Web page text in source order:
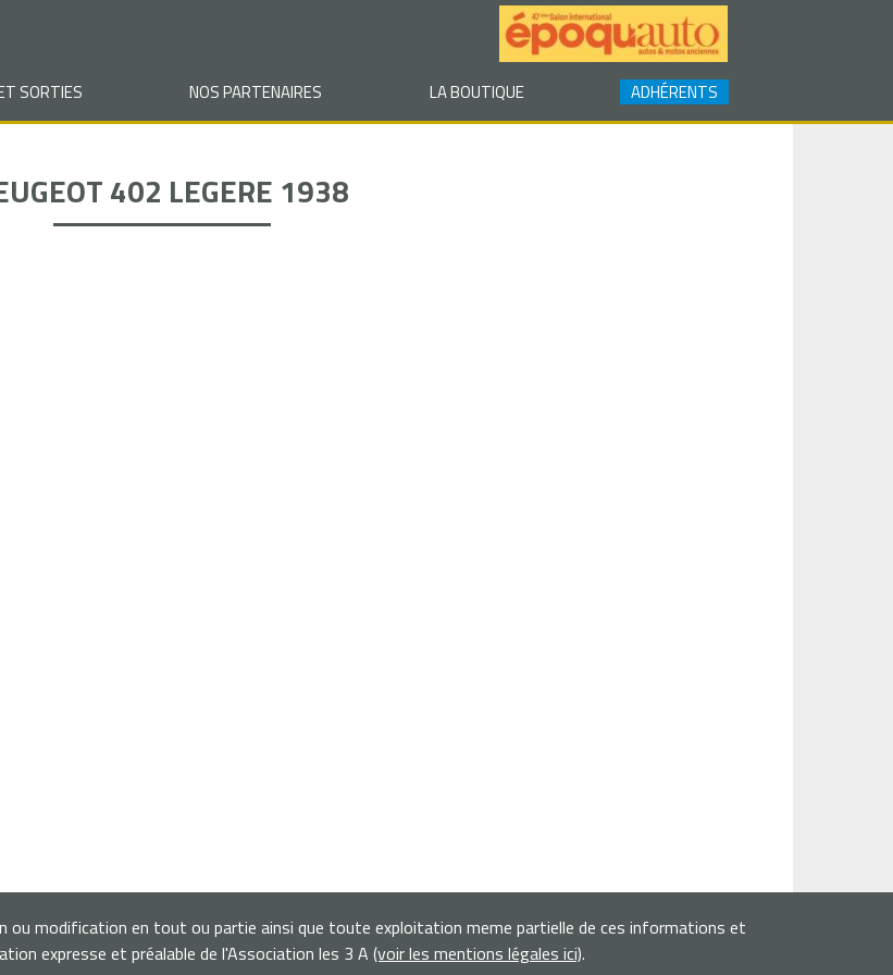
SORTIES NOS PARTENAIRES LA BOUTIQUE ADHÉRENTS
402 LEGERE 1938
modification en tout ou partie ainsi que toute exploitation meme partielle de ces informations et
expresse et préalable de l'Association les 3 A (voir les mentions légales ici).